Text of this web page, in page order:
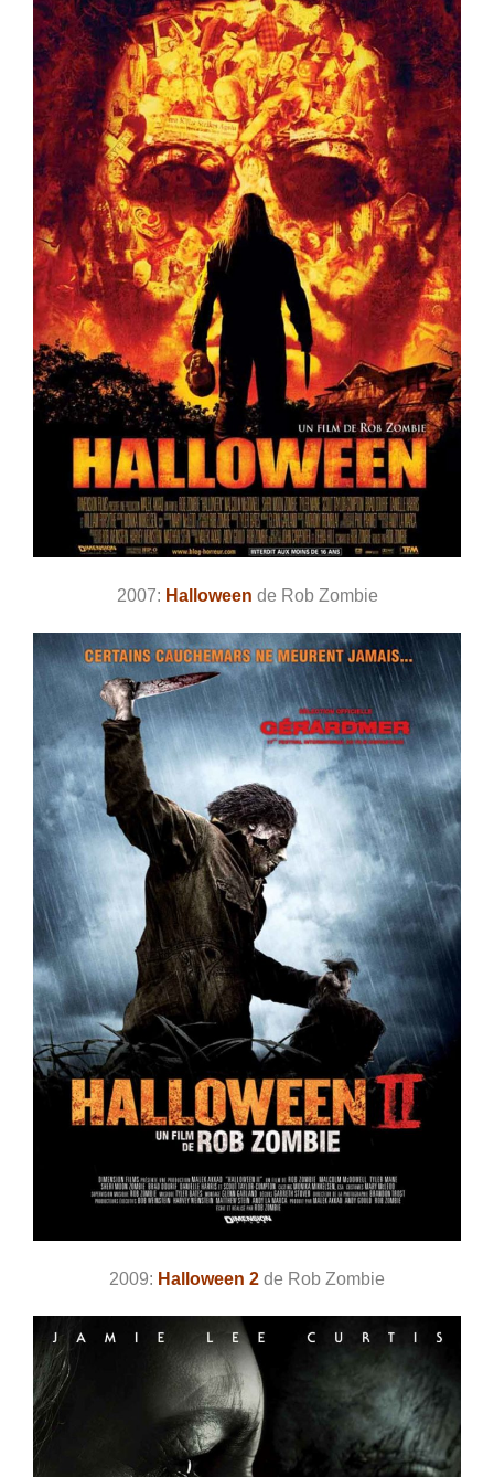
2007: Halloween de Rob Zombie
2009: Halloween 2 de Rob Zombie